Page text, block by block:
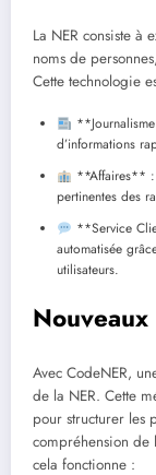
La NER consiste à
noms de
Cette technologie
d’informations
**Affaires** :
pertinentes des
**Service
automatisée
utilisateurs.
Avec CodeNER,
de la NER. Cette
pour structurer les
compréhension de
cela fonctionne :